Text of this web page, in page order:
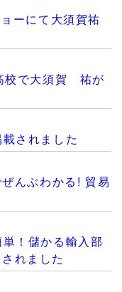
ーにて大須賀祐
校で大須賀 祐が
されました
んぶわかる! 貿易
単！儲かる輸入部
れました